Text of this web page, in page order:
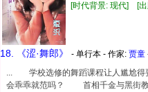
[时代背景: 现代] [
18. 《涩·舞郎》 - 单行本 - 作家: 贾童
... 学校选修的舞蹈课程让人尴尬
会乖乖就范吗？ 首相千金与黑